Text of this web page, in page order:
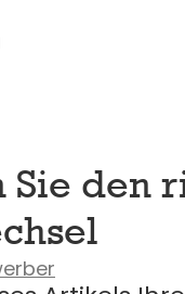
Sie den